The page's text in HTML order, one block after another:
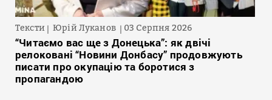
Тексти Юрій Луканов 03 Серпня 2026
“Читаємо вас ще з Донецька”: як двічі
релоковані “Новини Донбасу” продовжують
писати про окупацію та боротися з
пропагандою